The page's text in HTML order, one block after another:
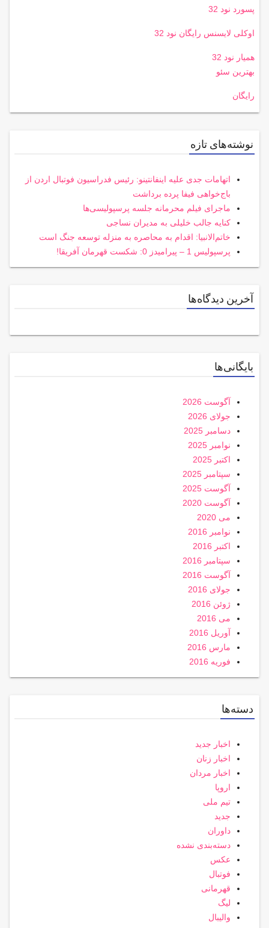
پسورد نود 32
اوکلی لایسنس رایگان نود 32
همیار نود 32
بهترین سئو
رایگان
نوشته‌های تازه
اتهامات جدی علیه اینفانتینو: رئیس فدراسیون فوتبال اردن از
باج‌خواهی فیفا پرده برداشت
ماجرای فیلم محرمانه جلسه پرسپولیسی‌ها
کنایه جالب خلیلی به مدیران نساجی
خاتم‌الانبیا: اقدام به محاصره به منزله توسعه جنگ است
پرسپولیس 1 – پیرامیدز 0: شکست قهرمان آفریقا!
آخرین دیدگاه‌ها
بایگانی‌ها
آگوست 2026
جولای 2026
دسامبر 2025
نوامبر 2025
اکتبر 2025
سپتامبر 2025
آگوست 2025
آگوست 2020
می 2020
نوامبر 2016
اکتبر 2016
سپتامبر 2016
آگوست 2016
جولای 2016
ژوئن 2016
می 2016
آوریل 2016
مارس 2016
فوریه 2016
دسته‌ها
اخبار جدید
اخبار زنان
اخبار مردان
اروپا
تیم ملی
جدید
داوران
دسته‌بندی نشده
عکس
فوتبال
قهرمانی
لیگ
والیبال